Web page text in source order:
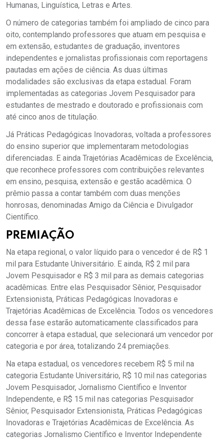
Humanas, Linguística, Letras e Artes.
O número de categorias também foi ampliado de cinco para
oito, contemplando professores que atuam em pesquisa e
em extensão, estudantes de graduação, inventores
independentes e jornalistas profissionais com reportagens
pautadas em ações de ciência. As duas últimas
modalidades são exclusivas da etapa estadual. Foram
implementadas as categorias Jovem Pesquisador para
estudantes de mestrado e doutorado e profissionais com
até cinco anos de titulação.
Já Práticas Pedagógicas Inovadoras, voltada a professores
do ensino superior que implementaram metodologias
diferenciadas. E ainda Trajetórias Acadêmicas de Excelência,
que reconhece professores com contribuições relevantes
em ensino, pesquisa, extensão e gestão acadêmica. O
prêmio passa a contar também com duas menções
honrosas, denominadas Amigo da Ciência e Divulgador
Científico.
PREMIAÇÃO
Na etapa regional, o valor líquido para o vencedor é de R$ 1
mil para Estudante Universitário. E ainda, R$ 2 mil para
Jovem Pesquisador e R$ 3 mil para as demais categorias
acadêmicas. Entre elas Pesquisador Sênior, Pesquisador
Extensionista, Práticas Pedagógicas Inovadoras e
Trajetórias Acadêmicas de Excelência. Todos os vencedores
dessa fase estarão automaticamente classificados para
concorrer à etapa estadual, que selecionará um vencedor por
categoria e por área, totalizando 24 premiações.
Na etapa estadual, os vencedores recebem R$ 5 mil na
categoria Estudante Universitário, R$ 10 mil nas categorias
Jovem Pesquisador, Jornalismo Científico e Inventor
Independente, e R$ 15 mil nas categorias Pesquisador
Sênior, Pesquisador Extensionista, Práticas Pedagógicas
Inovadoras e Trajetórias Acadêmicas de Excelência. As
categorias Jornalismo Científico e Inventor Independente